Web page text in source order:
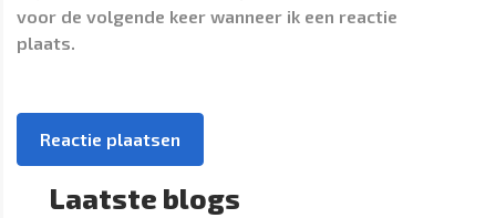
voor de volgende keer wanneer ik een reactie
plaats.
Laatste blogs